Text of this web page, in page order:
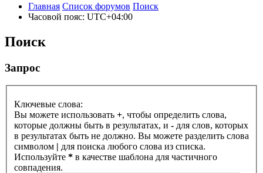
Главная Список форумов Поиск
Часовой пояс: UTC+04:00
Поиск
Запрос
Ключевые слова:
Вы можете использовать +, чтобы определить слова,
которые должны быть в результатах, и - для слов, которых
в результатах быть не должно. Вы можете разделить слова
символом | для поиска любого слова из списка.
Используйте * в качестве шаблона для частичного
совпадения.